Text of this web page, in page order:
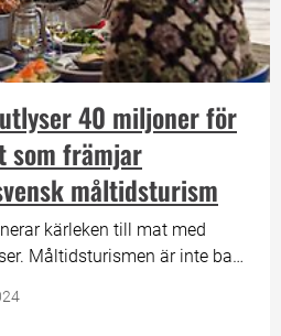
40 miljoner för
som främjar
måltidsturism
kärleken till mat med
Måltidsturismen är inte bara
och främja svensk